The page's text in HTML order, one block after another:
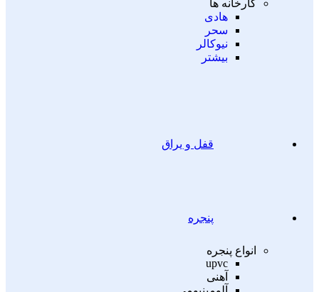
کارخانه ها
هادی
سحر
نیوکالر
بیشتر
قفل و یراق
پنجره
انواع پنجره
upvc
آهنی